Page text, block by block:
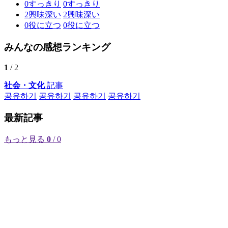
0すっきり 0すっきり
2興味深い 2興味深い
0役に立つ 0役に立つ
みんなの感想ランキング
1 / 2
社会・文化記事
공유하기
공유하기 공유하기 공유하기
最新記事
もっと見る 0 / 0